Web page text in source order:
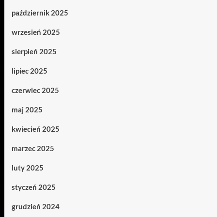
październik 2025
wrzesień 2025
sierpień 2025
lipiec 2025
czerwiec 2025
maj 2025
kwiecień 2025
marzec 2025
luty 2025
styczeń 2025
grudzień 2024